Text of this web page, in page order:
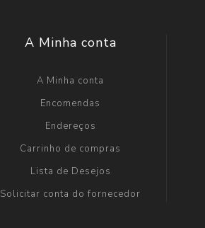
A Minha conta
A Minha conta
Encomendas
Endereços
Carrinho de compras
Lista de Desejos
Solicitar conta do fornecedor